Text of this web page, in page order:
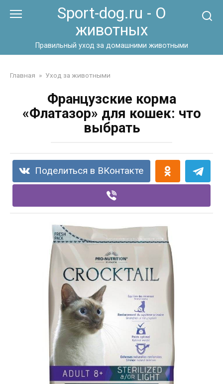
Sport-dog.ru - О
животных
Правильный уход за домашними животными
Главная » Уход за животными
Французские корма
«Флатазор» для кошек: что
выбрать
Поделиться в ВКонтакте